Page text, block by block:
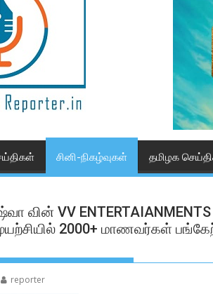
சினி-நிகழ்வுகள் தமிழக
வின் VV
2000+ மாணவர்கள்
reporter